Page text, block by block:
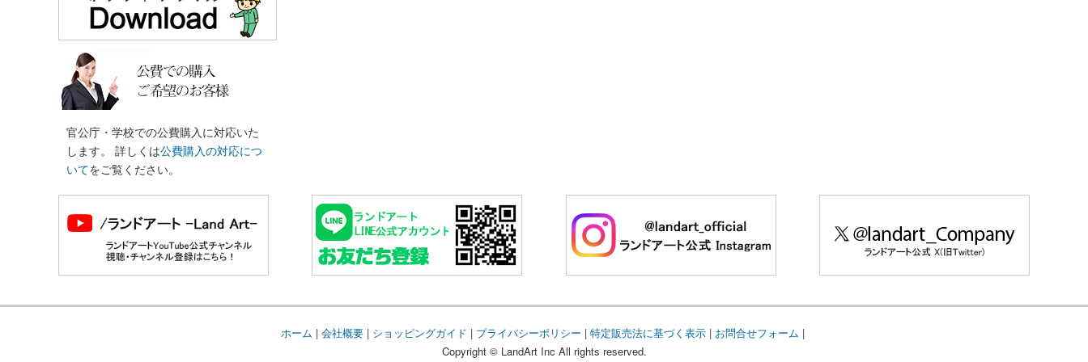
官公庁・学校での公費購入に対応いた
します。 詳しくは公費購入の対応につ
いてをご覧ください。
ホーム | 会社概要| ショッピングガイド | プライバシーポリシー | 特定販売法に基づく表示| お問合せフォーム |
Copyright © LandArt Inc All rights reserved.